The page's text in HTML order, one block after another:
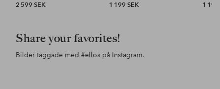
2 599 SEK
1 199 SEK
1 199
Share your favorites!
Bilder taggade med #ellos på Instagram.